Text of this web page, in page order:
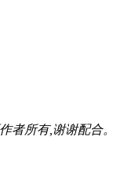
者所有,谢谢配合。